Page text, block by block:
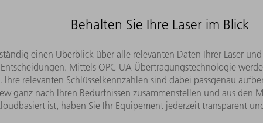
Behalten Sie Ihre Laser im Blick
einen Überblick über alle relevanten Daten Ihrer Laser
Mittels OPC UA Übertragungstechnologie
relevanten Schlüsselkennzahlen sind dabei passgenau
ganz nach Ihren Bedürfnissen zusammenstellen und aus den
ist, haben Sie Ihr Equipement jederzeit transparent